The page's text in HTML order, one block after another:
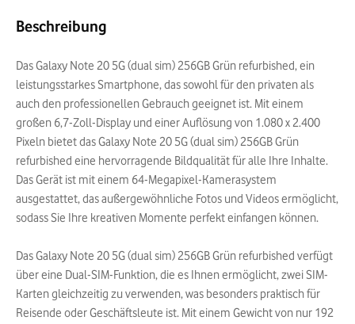
Beschreibung
Das Galaxy Note 20 5G (dual sim) 256GB Grün refurbished, ein
leistungsstarkes Smartphone, das sowohl für den privaten als
auch den professionellen Gebrauch geeignet ist. Mit einem
großen 6,7-Zoll-Display und einer Auflösung von 1.080 x 2.400
Pixeln bietet das Galaxy Note 20 5G (dual sim) 256GB Grün
refurbished eine hervorragende Bildqualität für alle Ihre Inhalte.
Das Gerät ist mit einem 64-Megapixel-Kamerasystem
ausgestattet, das außergewöhnliche Fotos und Videos ermöglicht,
sodass Sie Ihre kreativen Momente perfekt einfangen können.
Das Galaxy Note 20 5G (dual sim) 256GB Grün refurbished verfügt
über eine Dual-SIM-Funktion, die es Ihnen ermöglicht, zwei SIM-
Karten gleichzeitig zu verwenden, was besonders praktisch für
Reisende oder Geschäftsleute ist. Mit einem Gewicht von nur 192